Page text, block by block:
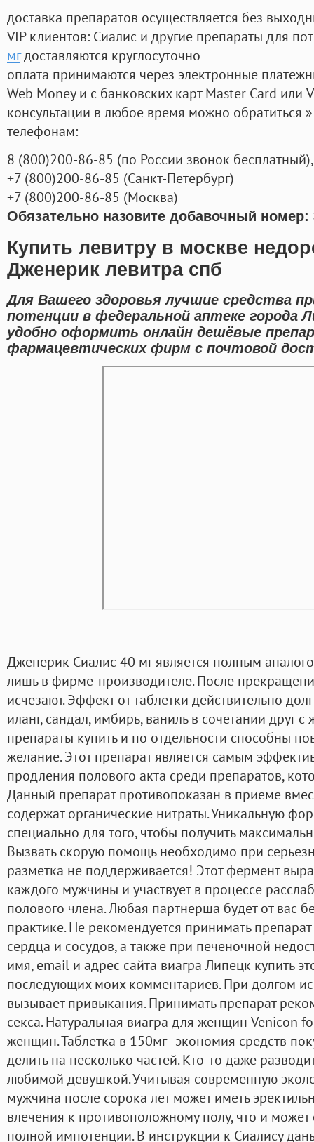
доставка препаратов осуществляется без
VIP клиентов: Сиалис и другие препараты для
мгдоставляются круглосуточно
оплата принимаются через электронные
Web Money и с банковских карт Master Card или
консультации в любое время можно обратиться
телефонам:
8 (800)200-86-85 (по России звонок бесплатный),
+7 (800)200-86-85 (Санкт-Петербург)
+7 (800)200-86-85 (Москва)
Обязательно назовите добавочный номер:
Купить левитру в москве
Дженерик левитра спб
Для Вашего здоровья лучшие средства
потенции в федеральной аптеке города
удобно оформить онлайн дешёвые
фармацевтических фирм с почтовой
Дженерик Сиалис 40 мг является полным
лишь в фирме-производителе. После
исчезают. Эффект от таблетки действительно
иланг, сандал, имбирь, ваниль в сочетании друг
препараты купить и по отдельности способны
желание. Этот препарат является самым
продления полового акта среди препаратов,
Данный препарат противопоказан в приеме
содержат органические нитраты. Уникальную
специально для того, чтобы получить
Вызвать скорую помощь необходимо при
разметка не поддерживается! Этот фермент
каждого мужчины и участвует в процессе
полового члена. Любая партнерша будет от вас
практике. Не рекомендуется принимать
сердца и сосудов, а также при печеночной
имя, email и адрес сайта виагра Липецк купить
последующих моих комментариев. При долгом
вызывает привыкания. Принимать препарат
секса. Натуральная виагра для женщин Venicon
женщин. Таблетка в 150мг - экономия средств
делить на несколько частей. Кто-то даже
любимой девушкой. Учитывая современную
мужчина после сорока лет может иметь
влечения к противоположному полу, что и
полной импотенции. В инструкции к Сиалису